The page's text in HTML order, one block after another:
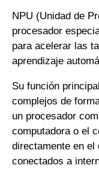
NPU (Unidad de
procesador
para acelerar las
aprendizaje
Su función
complejos de
un procesador
computadora o el
directamente en
conectados a